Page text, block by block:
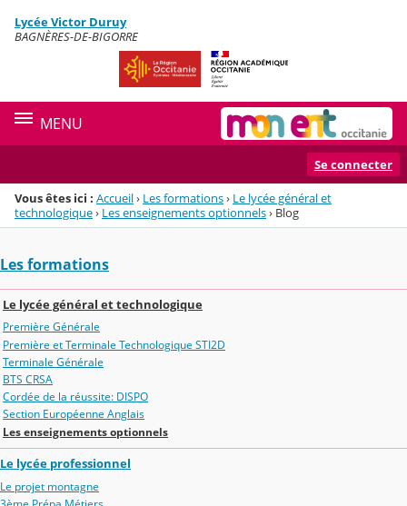
Menu de la rubrique
Contenu
Lycée Victor Duruy
BAGNÈRES-DE-BIGORRE
MENU
Se connecter
Vous êtes ici : Accueil› Les formations› Le lycée général et
technologique› Les enseignements optionnels› Blog
Les formations
Le lycée général et technologique
Première Générale
Première et Terminale Technologique STI2D
Terminale Générale
BTS CRSA
Cordée de la réussite: DISPO
Section Européenne Anglais
Les enseignements optionnels
Le lycée professionnel
Le projet montagne